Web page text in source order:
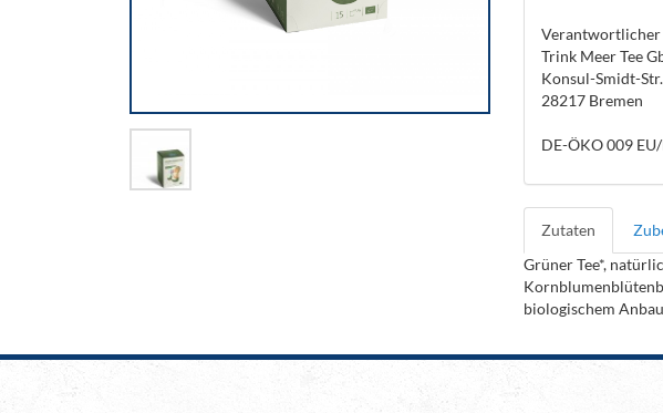
Verantwortlicher
Trink Meer Tee
Konsul-Smidt-
28217 Bremen
DE-ÖKO 009
Zutaten
Grüner Tee*,
biologischem Anbau